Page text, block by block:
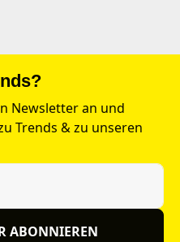
Newsletter an und
Trends & zu unseren
ABONNIEREN